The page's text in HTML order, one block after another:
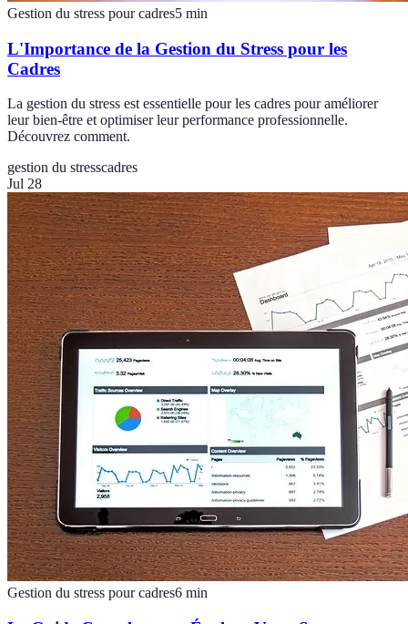
Gestion du stress pour cadres5 min
L'Importance de la Gestion du Stress pour les
Cadres
La gestion du stress est essentielle pour les cadres pour améliorer
leur bien-être et optimiser leur performance professionnelle.
Découvrez comment.
gestion du stresscadres
Jul 28
Gestion du stress pour cadres6 min